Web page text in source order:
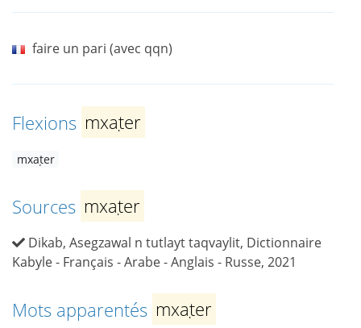
faire un pari (avec qqn)
Flexions mxaṭer
mxaṭer
Sources mxaṭer
Dikab, Asegzawal n tutlayt taqvaylit, Dictionnaire
Kabyle - Français - Arabe - Anglais - Russe, 2021
Mots apparentés mxaṭer